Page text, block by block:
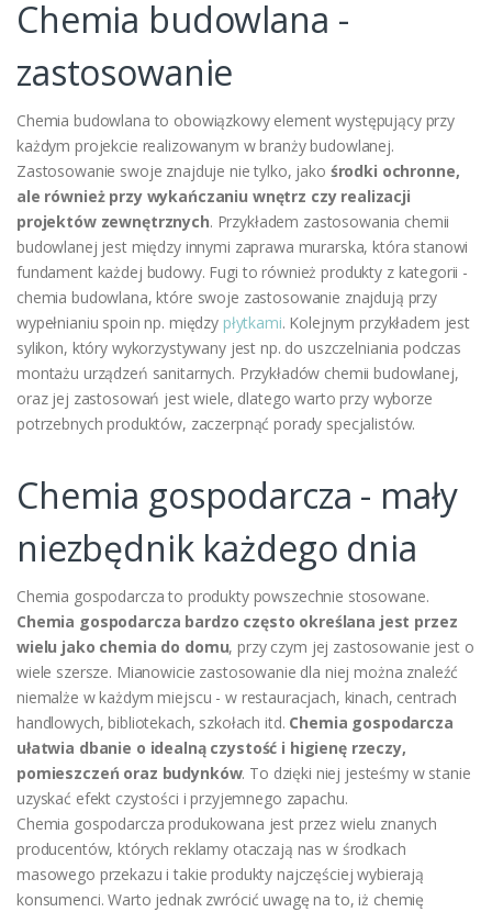
Chemia budowlana -
zastosowanie
Chemia budowlana to obowiązkowy element występujący przy
każdym projekcie realizowanym w branży budowlanej.
Zastosowanie swoje znajduje nie tylko, jako środki ochronne,
ale również przy wykańczaniu wnętrz czy realizacji
projektów zewnętrznych. Przykładem zastosowania chemii
budowlanej jest między innymi zaprawa murarska, która stanowi
fundament każdej budowy. Fugi to również produkty z kategorii -
chemia budowlana, które swoje zastosowanie znajdują przy
wypełnianiu spoin np. między płytkami. Kolejnym przykładem jest
sylikon, który wykorzystywany jest np. do uszczelniania podczas
montażu urządzeń sanitarnych. Przykładów chemii budowlanej,
oraz jej zastosowań jest wiele, dlatego warto przy wyborze
potrzebnych produktów, zaczerpnąć porady specjalistów.
Chemia gospodarcza - mały
niezbędnik każdego dnia
Chemia gospodarcza to produkty powszechnie stosowane.
Chemia gospodarcza bardzo często określana jest przez
wielu jako chemia do domu, przy czym jej zastosowanie jest o
wiele szersze. Mianowicie zastosowanie dla niej można znaleźć
niemalże w każdym miejscu - w restauracjach, kinach, centrach
handlowych, bibliotekach, szkołach itd. Chemia gospodarcza
ułatwia dbanie o idealną czystość i higienę rzeczy,
pomieszczeń oraz budynków. To dzięki niej jesteśmy w stanie
uzyskać efekt czystości i przyjemnego zapachu.
Chemia gospodarcza produkowana jest przez wielu znanych
producentów, których reklamy otaczają nas w środkach
masowego przekazu i takie produkty najczęściej wybierają
konsumenci. Warto jednak zwrócić uwagę na to, iż chemię